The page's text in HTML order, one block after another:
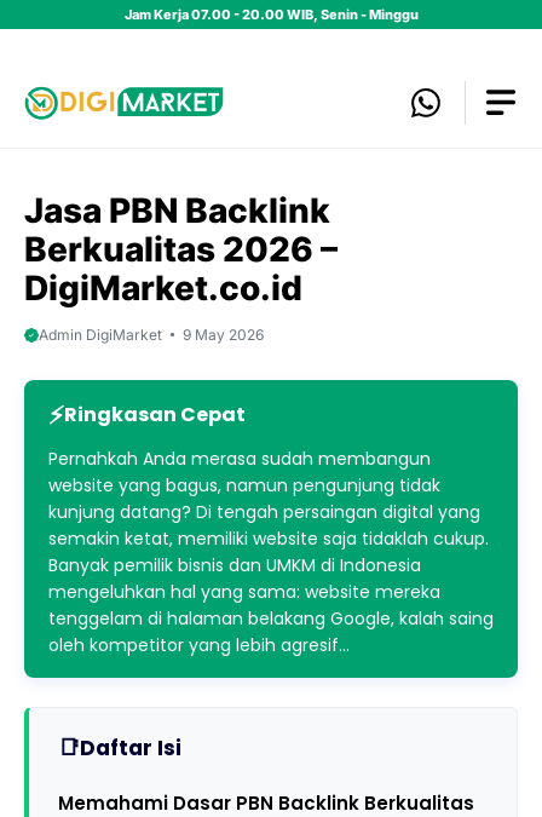
Jam Kerja 07.00 - 20.00 WIB, Senin - Minggu
Jasa PBN Backlink
Berkualitas 2026 –
DigiMarket.co.id
Admin DigiMarket 9 May 2026
Ringkasan Cepat
Pernahkah Anda merasa sudah membangun
website yang bagus, namun pengunjung tidak
kunjung datang? Di tengah persaingan digital yang
semakin ketat, memiliki website saja tidaklah cukup.
Banyak pemilik bisnis dan UMKM di Indonesia
mengeluhkan hal yang sama: website mereka
tenggelam di halaman belakang Google, kalah saing
oleh kompetitor yang lebih agresif…
Daftar Isi
Memahami Dasar PBN Backlink Berkualitas